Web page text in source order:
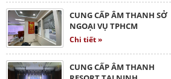
CUNG CẤP ÂM THANH SỞ
NGOẠI VỤ TPHCM
Chi tiết »
CUNG CẤP ÂM THANH